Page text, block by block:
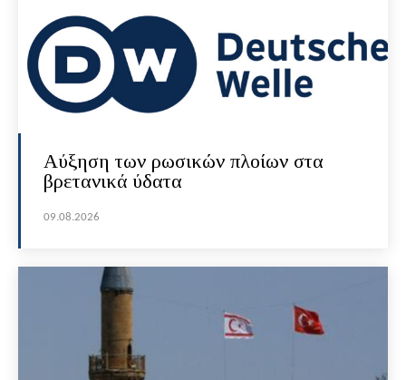
Αύξηση των ρωσικών πλοίων στα
βρετανικά ύδατα
09.08.2026